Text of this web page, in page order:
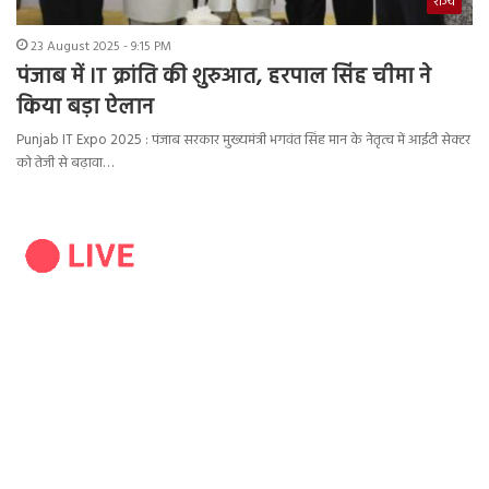
23 August 2025 - 9:15 PM
पंजाब में IT क्रांति की शुरुआत, हरपाल सिंह चीमा ने
किया बड़ा ऐलान
Punjab IT Expo 2025 : पंजाब सरकार मुख्यमंत्री भगवंत सिंह मान के नेतृत्व में आईटी सेक्टर
को तेजी से बढ़ावा…